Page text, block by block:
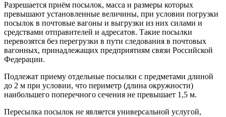
Разрешается приём посылок, масса и размеры которых
превышают установленные величины, при условии погрузки
посылок в почтовые вагоны и выгрузки из них силами и
средствами отправителей и адресатов. Такие посылки
перевозятся без перегрузки в пути следования в почтовых
вагонных, принадлежащих предприятиям связи Российской
Федерации.
Подлежат приему отдельные посылки с предметами длиной
до 2 м при условии, что периметр (длина окружности)
наибольшего поперечного сечения не превышает 1,5 м.
Пересылка посылок не является универсальной услугой,